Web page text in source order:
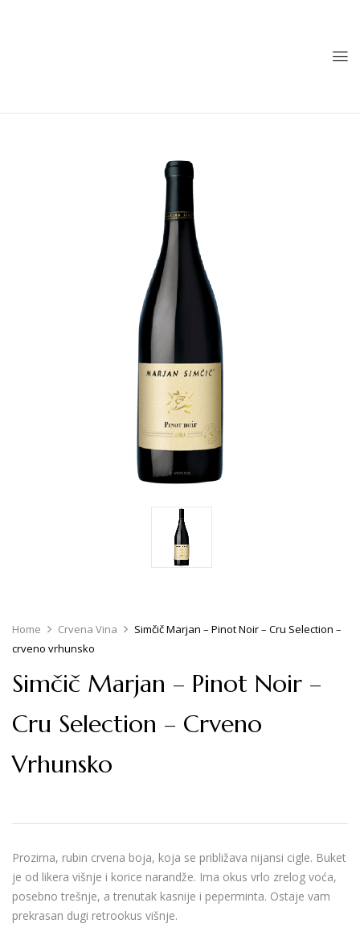
Home Crvena Vina
Simčič Marjan – Pinot Noir – Cru Selection –
crveno vrhunsko
Simčič Marjan – Pinot Noir –
Cru Selection – Crveno
Vrhunsko
Prozirna, rubin crvena boja, koja se približava nijansi cigle. Buket
je od likera višnje i korice narandže. Ima okus vrlo zrelog voća,
posebno trešnje, a trenutak kasnije i peperminta. Ostaje vam
prekrasan dugi retrookus višnje.